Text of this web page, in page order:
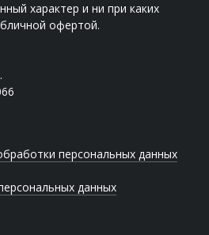
характер и ни при каких
офертой.
персональных данных
данных